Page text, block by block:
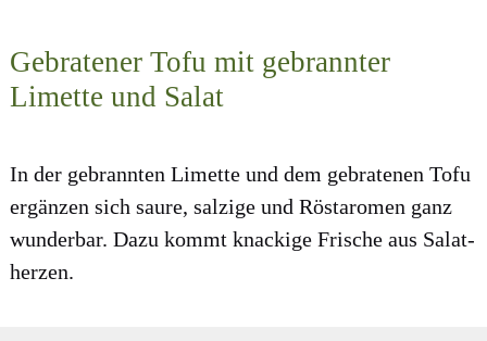
Gebratener Tofu mit gebrannter
Limette und Salat
In der gebrann­ten Limet­te und dem gebra­te­nen Tofu
ergän­zen sich sau­re, sal­zi­ge und Röst­aro­men ganz
wun­der­bar. Dazu kommt kna­cki­ge Fri­sche aus Salat­
her­zen.